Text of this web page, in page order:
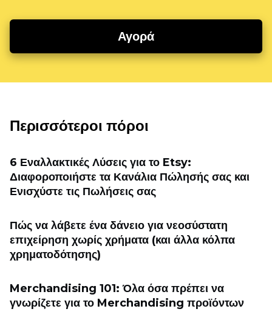
Αγορά
Περισσότεροι πόροι
6 Εναλλακτικές Λύσεις για το Etsy:
Διαφοροποιήστε τα Κανάλια Πώλησής σας και
Ενισχύστε τις Πωλήσεις σας
Πώς να λάβετε ένα δάνειο για νεοσύστατη
επιχείρηση χωρίς χρήματα (και άλλα κόλπα
χρηματοδότησης)
Merchandising 101: Όλα όσα πρέπει να
γνωρίζετε για το Merchandising προϊόντων